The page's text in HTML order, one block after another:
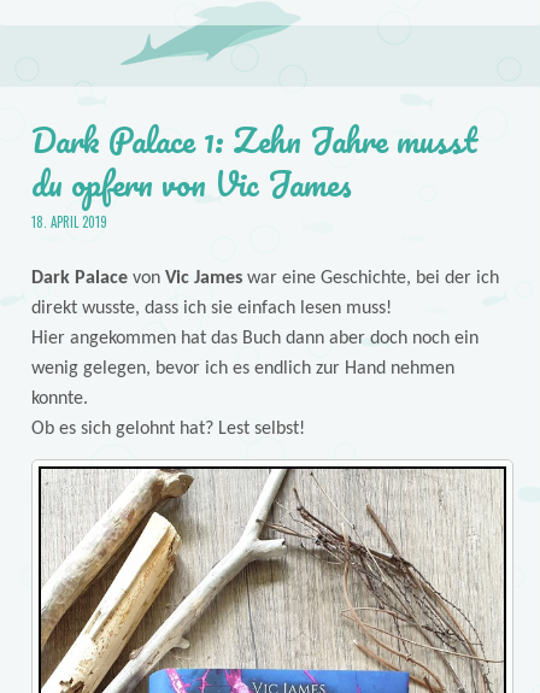
Dark Palace 1: Zehn Jahre musst
du opfern von Vic James
18. APRIL 2019
Dark Palacevon Vic Jameswar eine Geschichte, bei der ich
direkt wusste, dass ich sie einfach lesen muss!
Hier angekommen hat das Buch dann aber doch noch ein
wenig gelegen, bevor ich es endlich zur Hand nehmen
konnte.
Ob es sich gelohnt hat? Lest selbst!